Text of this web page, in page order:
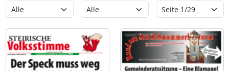
Kategorie Erscheinungsjahr Seite